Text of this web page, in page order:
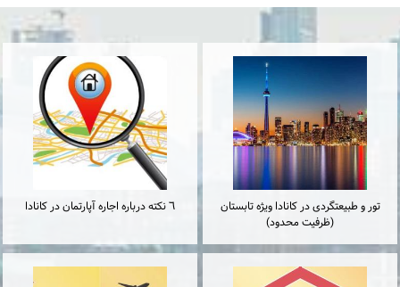
تور و طبیعتگردی در کانادا ویژه تابستان
(ظرفیت محدود)
٦ نكته درباره اجاره آپارتمان در كانادا